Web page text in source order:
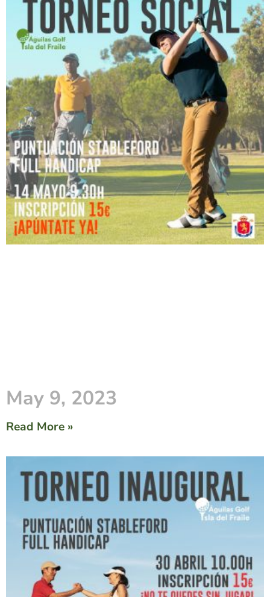
May 9, 2023
Read More »